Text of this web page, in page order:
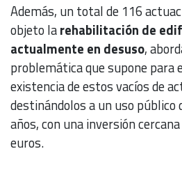
Además, un total de 116
objeto larehabilitación de
actualmente en desuso,
problemática que supone para
existencia de estos vacíos de
destinándolos a un uso
años, con una inversión
euros.